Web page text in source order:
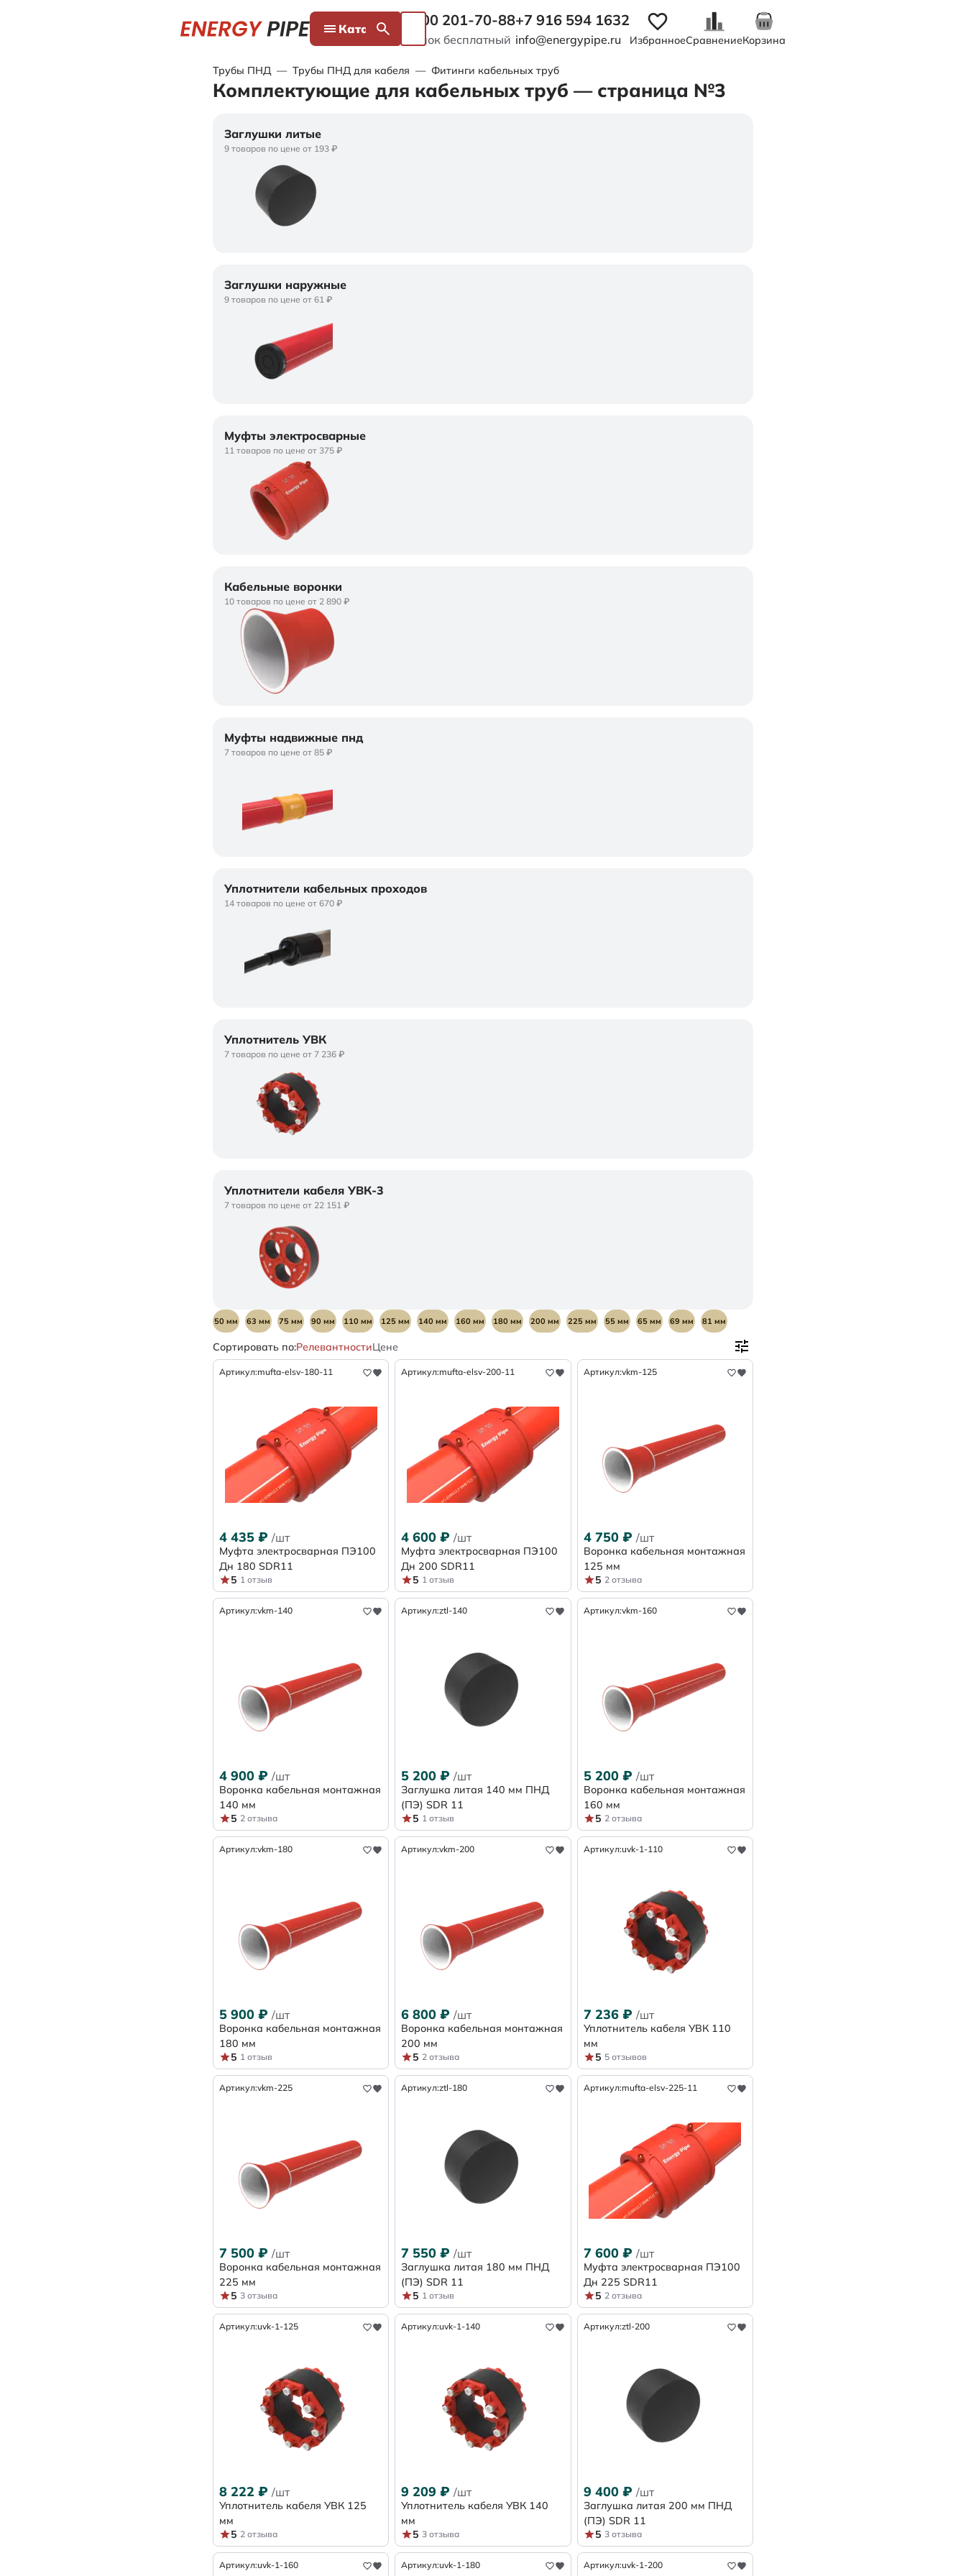
Каталог 8 800 201-70-88
Звонок бесплатный
+7 916 594 1632
info@energypipe.ru ИзбранноеСравнениеКорзина
Трубы ПНД — Трубы ПНД для кабеля — Фитинги кабельных труб
Комплектующие для кабельных труб — страница №3
Заглушки литые
9 товаров по цене от 193 ₽
Заглушки наружные
9 товаров по цене от 61 ₽
Муфты электросварные
11 товаров по цене от 375 ₽
Кабельные воронки
10 товаров по цене от 2 890 ₽
Муфты надвижные пнд
7 товаров по цене от 85 ₽
Уплотнители кабельных проходов
14 товаров по цене от 670 ₽
Уплотнитель УВК
7 товаров по цене от 7 236 ₽
Уплотнители кабеля УВК-3
7 товаров по цене от 22 151 ₽
50 мм 63 мм 75 мм 90 мм 110 мм 125 мм 140 мм 160 мм 180 мм 200 мм 225 мм 55 мм 65 мм 69 мм 81 мм
97 мм 100 мм 109 мм 117 мм 120 мм 130 мм
SDR 11
Сортировать по:РелевантностиЦене
Артикул:mufta-elsv-180-11
4 435 ₽ /шт
Муфта электросварная ПЭ100
Дн 180 SDR11
5 1 отзыв
Артикул:mufta-elsv-200-11
4 600₽ /шт
Муфта электросварная ПЭ100
Дн 200 SDR11
5 1 отзыв
Артикул:vkm-125
4 750 ₽ /шт
Воронка кабельная монтажная
125 мм
5 2 отзыва
Артикул:vkm-140
4 900 ₽ /шт
Воронка кабельная монтажная
140 мм
5 2 отзыва
Артикул:ztl-140
5 200₽ /шт
Заглушка литая 140 мм ПНД
(ПЭ) SDR 11
5 1 отзыв
Артикул:vkm-160
5 200 ₽ /шт
Воронка кабельная монтажная
160 мм
5 2 отзыва
Артикул:vkm-180
5 900 ₽ /шт
Воронка кабельная монтажная
180 мм
5 1 отзыв
Артикул:vkm-200
6 800₽ /шт
Воронка кабельная монтажная
200 мм
5 2 отзыва
Артикул:uvk-1-110
7 236 ₽ /шт
Уплотнитель кабеля УВК 110
мм
5 5 отзывов
Артикул:vkm-225
7 500 ₽ /шт
Воронка кабельная монтажная
225 мм
5 3 отзыва
Артикул:ztl-180
7 550₽ /шт
Заглушка литая 180 мм ПНД
(ПЭ) SDR 11
5 1 отзыв
Артикул:mufta-elsv-225-11
7 600 ₽ /шт
Муфта электросварная ПЭ100
Дн 225 SDR11
5 2 отзыва
Артикул:uvk-1-125
8 222 ₽ /шт
Уплотнитель кабеля УВК 125
мм
5 2 отзыва
Артикул:uvk-1-140
9 209₽ /шт
Уплотнитель кабеля УВК 140
мм
5 3 отзыва
Артикул:ztl-200
9 400 ₽ /шт
Заглушка литая 200 мм ПНД
(ПЭ) SDR 11
5 3 отзыва
Артикул:uvk-1-160 Артикул:uvk-1-180 Артикул:uvk-1-200